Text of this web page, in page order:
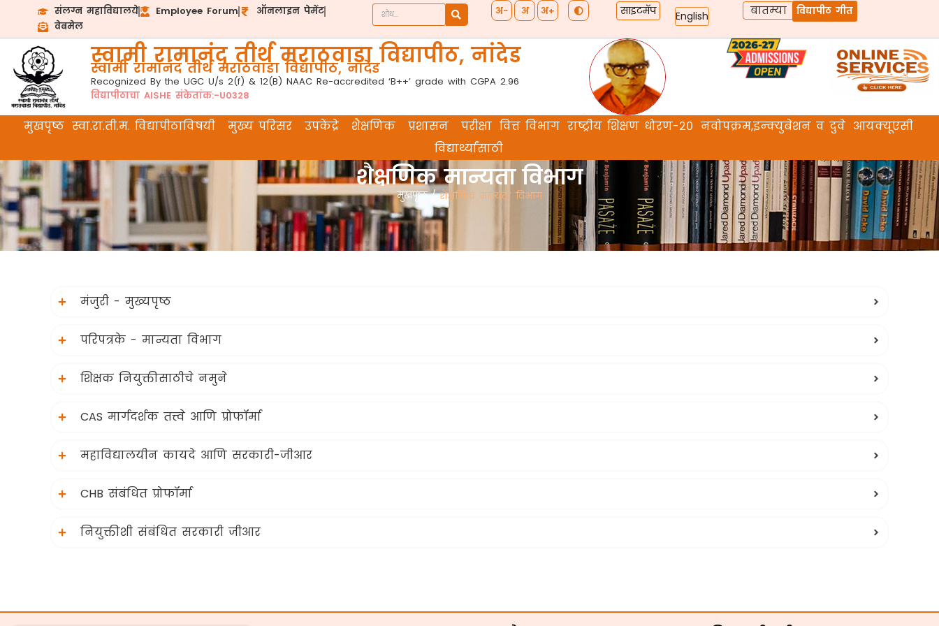
संलग्न महाविद्यालये Employee Forum
ऑनलाइन पेमेंट
वेबमेल
अ− अ अ+ साइटमॅप English बातम्या विद्यापीठ गीत
स्वामी रामानंद तीर्थ मराठवाडा विद्यापीठ, नांदेड
स्वामी रामानंद तीर्थ मराठवाडा विद्यापीठ, नांदेड
Recognized By the UGC U/s 2(f) & 12(B) NAAC Re-accredited ‘B++’ grade with CGPA 2.96
विद्यापीठाचा AISHE संकेतांक:-U0328
मुखपृष्ठ स्वा.रा.ती.म. विद्यापीठाविषयी मुख्य परिसर उपकेंद्रे शैक्षणिक प्रशासन परीक्षा वित्त विभाग राष्ट्रीय शिक्षण धोरण-२० नवोपक्रम,इन्क्युबेशन व दुवे आयक्यूएसी
विद्यार्थ्यांसाठी
शैक्षणिक मान्यता विभाग
मुखपृष्ठ / शैक्षणिक मान्यता विभाग
मंजुरी - मुख्यपृष्ठ
परिपत्रके - मान्यता विभाग
शिक्षक नियुक्तीसाठीचे नमुने
CAS मार्गदर्शक तत्त्वे आणि प्रोफॉर्मा
महाविद्यालयीन कायदे आणि सरकारी-जीआर
CHB संबंधित प्रोफॉर्मा
नियुक्तीशी संबंधित सरकारी जीआर